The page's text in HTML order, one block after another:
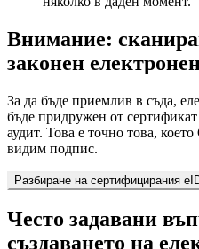
Внимание:
законен
За да бъде приемлив в съда,
бъде придружен от
аудит. Това е точно това,
видим подпис.
Разбиране на сертифицирания
Често задавани
създаването на